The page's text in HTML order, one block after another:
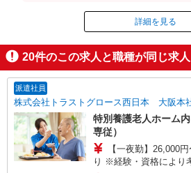
掲載期間終了
詳細を見る
20件のこの求人と職種が同じ求人
派遣社員
株式会社トラストグロース西日本 大阪本
特別養護老人ホーム
専従）
【一夜勤】26,000円〜28,000
り ※経験・資格によ